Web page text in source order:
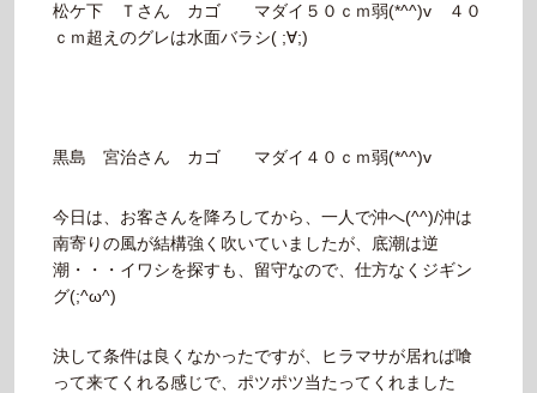
松ケ下 Ｔさん カゴ マダイ５０ｃｍ弱(*^^)v ４０
ｃｍ超えのグレは水面バラシ( ;∀;)
黒島 宮治さん カゴ マダイ４０ｃｍ弱(*^^)v
今日は、お客さんを降ろしてから、一人で沖へ(^^)/沖は
南寄りの風が結構強く吹いていましたが、底潮は逆
潮・・・イワシを探すも、留守なので、仕方なくジギン
グ(;^ω^)
決して条件は良くなかったですが、ヒラマサが居れば喰
って来てくれる感じで、ポツポツ当たってくれました